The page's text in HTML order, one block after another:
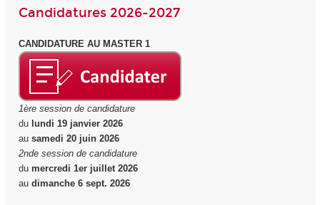
Candidatures 2026-2027
CANDIDATURE AU MASTER 1
1ère session de candidature
dulundi 19 janvier 2026
au samedi 20 juin 2026
2nde session de candidature
dumercredi 1er juillet 2026
au dimanche 6 sept. 2026